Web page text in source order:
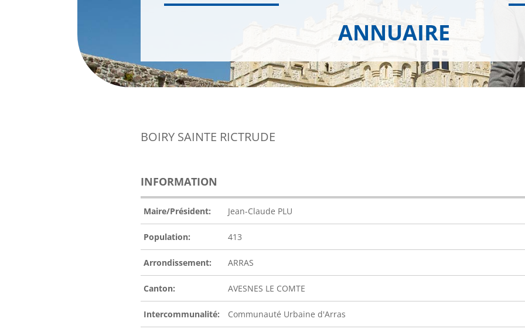
ANNUAIRE
BOIRY SAINTE RICTRUDE
INFORMATION
Maire/Président: Jean-Claude PLU
Population: 413
Arrondissement: ARRAS
Canton: AVESNES LE COMTE
Intercommunalité: Communauté Urbaine d'Arras